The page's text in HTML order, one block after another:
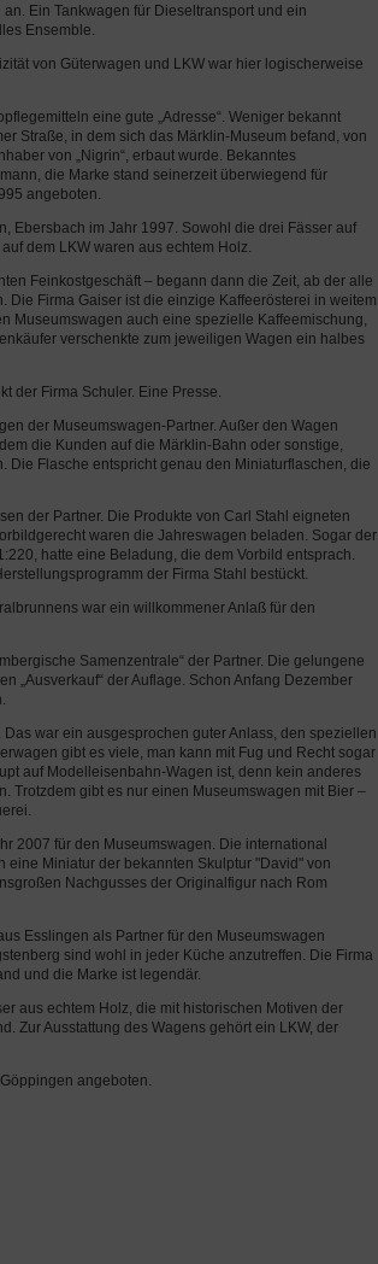
Ein Tankwagen für Dieseltransport und ein
Ensemble.
von Güterwagen und LKW war hier logischerweise
eine gute „Adresse“. Weniger bekannt
Straße, in dem sich das Märklin-Museum befand, von
von „Nigrin“, erbaut wurde. Bekanntes
die Marke stand seinerzeit überwiegend für
angeboten.
Ebersbach im Jahr 1997. Sowohl die drei Fässer auf
dem LKW waren aus echtem Holz.
Feinkostgeschäft – begann dann die Zeit, ab der alle
Die Firma Gaiser ist die einzige Kaffeerösterei in weitem
Museumswagen auch eine spezielle Kaffeemischung,
verschenkte zum jeweiligen Wagen ein halbes
der Firma Schuler. Eine Presse.
der Museumswagen-Partner. Außer den Wagen
die Kunden auf die Märklin-Bahn oder sonstige,
Die Flasche entspricht genau den Miniaturflaschen, die
der Partner. Die Produkte von Carl Stahl eigneten
waren die Jahreswagen beladen. Sogar der
hatte eine Beladung, die dem Vorbild entsprach.
der Firma Stahl bestückt.
war ein willkommener Anlaß für den
Samenzentrale“ der Partner. Die gelungene
„Ausverkauf“ der Auflage. Schon Anfang Dezember
war ein ausgesprochen guter Anlass, den speziellen
gibt es viele, man kann mit Fug und Recht sogar
auf Modelleisenbahn-Wagen ist, denn kein anderes
Trotzdem gibt es nur einen Museumswagen mit Bier –
2007 für den Museumswagen. Die international
eine Miniatur der bekannten Skulptur "David" von
Nachgusses der Originalfigur nach Rom
Esslingen als Partner für den Museumswagen
sind wohl in jeder Küche anzutreffen. Die Firma
und die Marke ist legendär.
aus echtem Holz, die mit historischen Motiven der
Zur Ausstattung des Wagens gehört ein LKW, der
angeboten.